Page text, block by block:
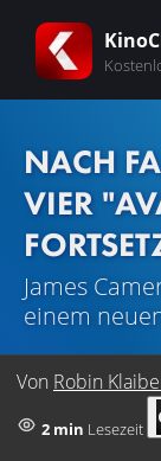
NACH
VIER
James
einem
Von Robin
2 min Lesezeit